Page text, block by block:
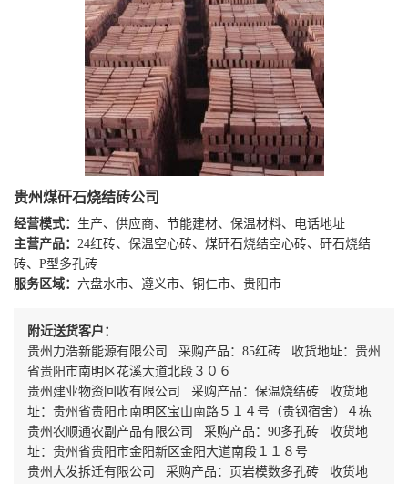
贵州煤矸石烧结砖公司
经营模式： 生产、供应商、节能建材、保温材料、电话地址
主营产品： 24红砖、保温空心砖、煤矸石烧结空心砖、矸石烧结
砖、P型多孔砖
服务区域： 六盘水市、遵义市、铜仁市、贵阳市
附近送货客户：
贵州力浩新能源有限公司 采购产品：85红砖 收货地址：贵州
省贵阳市南明区花溪大道北段３０６
贵州建业物资回收有限公司 采购产品：保温烧结砖 收货地
址：贵州省贵阳市南明区宝山南路５１４号（贵钢宿舍）４栋
贵州农顺通农副产品有限公司 采购产品：90多孔砖 收货地
址：贵州省贵阳市金阳新区金阳大道南段１１８号
贵州大发拆迁有限公司 采购产品：页岩模数多孔砖 收货地